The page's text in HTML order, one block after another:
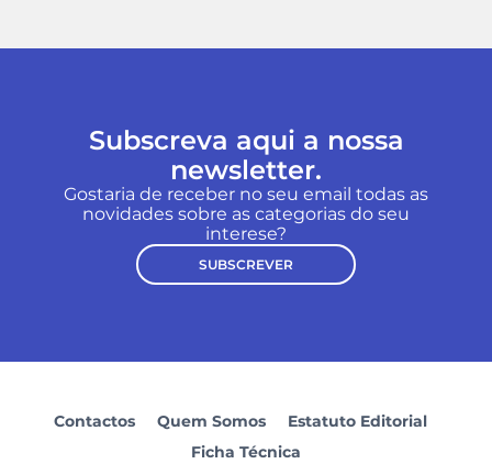
Subscreva aqui a nossa
newsletter.
Gostaria de receber no seu email todas as
novidades sobre as categorias do seu
interese?
SUBSCREVER
Contactos Quem Somos
Estatuto Editorial
Ficha Técnica